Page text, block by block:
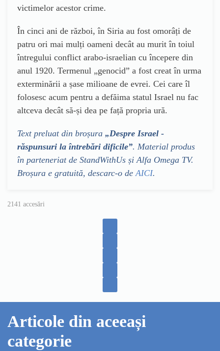
victimelor acestor crime.
În cinci ani de război, în Siria au fost omorâți de
patru ori mai mulți oameni decât au murit în toiul
întregului conflict arabo-israelian cu începere din
anul 1920. Termenul „genocid” a fost creat în urma
exterminării a șase milioane de evrei. Cei care îl
folosesc acum pentru a defăima statul Israel nu fac
altceva decât să-și dea pe față propria ură.
Text preluat din broșura „Despre Israel -
răspunsuri la întrebări dificile”. Material produs
în parteneriat de StandWithUs și Alfa Omega TV.
Broșura e gratuită, descarc-o deAICI.
2141 accesări
Articole din aceeași
categorie